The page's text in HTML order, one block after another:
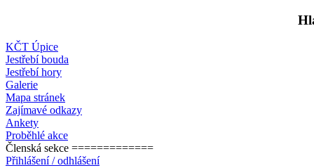
KČT Úpice
Jestřebí bouda
Jestřebí hory
Galerie
Mapa stránek
Zajímavé odkazy
Ankety
Proběhlé akce
Členská sekce =============
Přihlášení / odhlášení